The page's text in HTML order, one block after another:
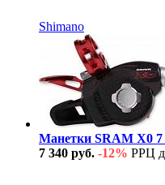
Shimano
Манетки SRAM X0 7
7 340 руб. -12% РРЦ